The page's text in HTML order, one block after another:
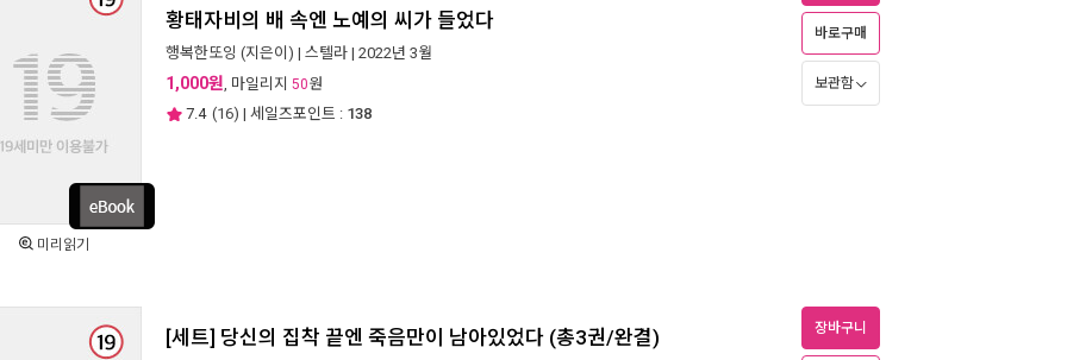
미리읽기
황태자비의 배 속엔 노예의 씨가 들었다
행복한또잉 (지은이) | 스텔라 | 2022년 3월
1,000원, 마일리지 50원
7.4 (16) | 세일즈포인트 : 138
바로구매
보관함
[세트] 당신의 집착 끝엔 죽음만이 남아있었다 (총3권/완결) 장바구니